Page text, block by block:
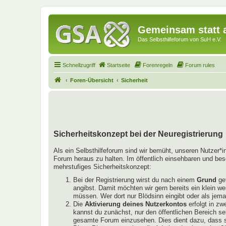
Gemeinsam statt
Das Selbsthilfeforum von SuH e.V.
Schnellzugriff Startseite Forenregeln Forum rules
Foren-Übersicht Sicherheit
Sicherheitskonzept bei der Neuregistrierung
Als ein Selbsthilfeforum sind wir bemüht, unseren
Forum heraus zu halten. Im öffentlich einsehbaren und
mehrstufiges Sicherheitskonzept:
Bei der Registrierung wirst du nach einem Grund
angibst. Damit möchten wir gern bereits ein klein
müssen. Wer dort nur Blödsinn eingibt oder als
Die Aktivierung deines Nutzerkontos erfolgt in
kannst du zunächst, nur den öffentlichen Bereich
gesamte Forum einzusehen. Dies dient dazu,